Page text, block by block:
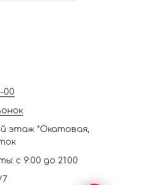
00
й этаж *Окатовая,
с 9:00 до 21:00
7